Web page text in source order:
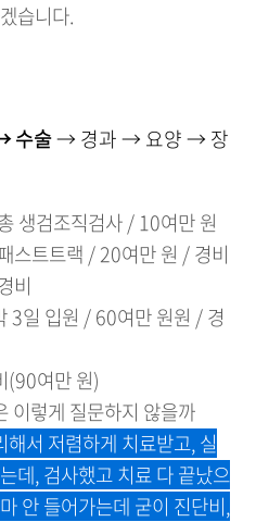
습니다.
수술→ 경과 → 요양 → 장
생검조직검사 / 10여만 원
스트트랙 / 20여만 원 / 경비
비
3일 입원 / 60여만 원원 / 경
여만 원)
이렇게 질문하지 않을까
서 저렴하게 치료받고, 실
데, 검사했고 치료 다 끝났으
안 들어가는데 굳이 진단비,